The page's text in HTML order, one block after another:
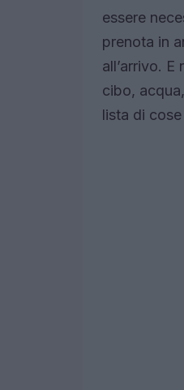
essere
prenota in
all’arrivo.
cibo,
lista di cose